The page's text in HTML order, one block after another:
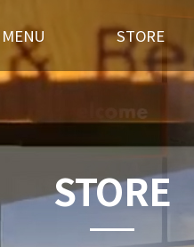
MENU
오븐구이
포차메뉴
STORE
가맹점 홍보실
인테리어
STORE